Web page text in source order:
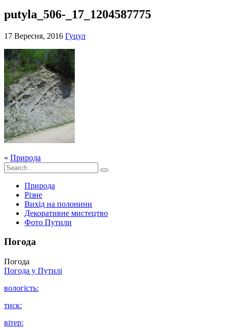
putyla_506-_17_1204587775
17 Вересня, 2016 Гуцул
« Природа
Природа
Різне
Вихід на полонини
Декоративне мистецтво
Фото Путили
Погода
Погода
Погода у Путилі
вологість:
тиск:
вітер: